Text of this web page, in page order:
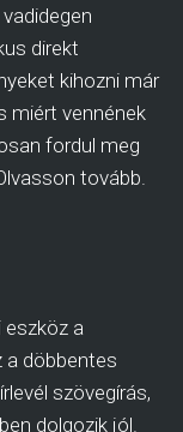
direkt
kihozni már
miért vennének
fordul meg
tovább.
eszköz a
a döbbentes
szövegírás,
dolgozik jól.